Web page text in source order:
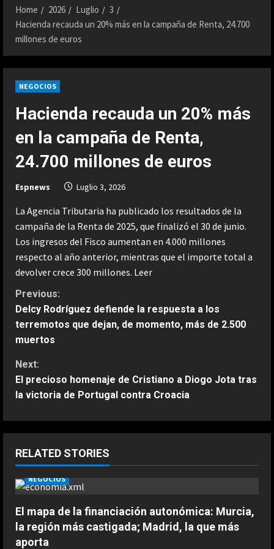
Home 2026 Luglio
3
Hacienda recauda un 20% más en la campaña de Renta, 24.700
millones de euros
NEGOCIOS
Hacienda recauda un 20% más
en la campaña de Renta,
24.700 millones de euros
Espnews Luglio 3, 2026
La Agencia Tributaria ha publicado los resultados de la
campaña de la Renta de 2025, que finalizó el 30 de junio.
Los ingresos del Fisco aumentan en 4.000 millones
respecto al año anterior, mientras que el importe total a
devolver crece 300 millones. Leer
C
o
n
t
i
n
u
e
R
e
Previous:
Delcy Rodríguez defiende la respuesta a los
terremotos que dejan, de momento, más de 2.500
muertos
Next:
El precioso homenaje de Cristiano a Diogo Jota tras
la victoria de Portugal contra Croacia
RELATED STORIES
NEGOCIOS
El mapa de la financiación autonómica: Murcia,
la región más castigada; Madrid, la que más
aporta
2
ESPAÑA
Mundial
Agosto 6, 2026